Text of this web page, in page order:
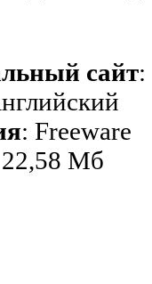
сайт:
: Freeware
Мб